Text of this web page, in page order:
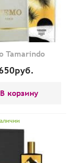
Tamarindo
руб.
В корзину